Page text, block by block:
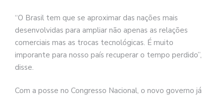
“O Brasil tem que se aproximar das nações mais
desenvolvidas para ampliar não apenas as relações
comerciais mas as trocas tecnológicas. É muito
imporante para nosso país recuperar o tempo perdido”,
disse.
Com a posse no Congresso Nacional, o novo governo já